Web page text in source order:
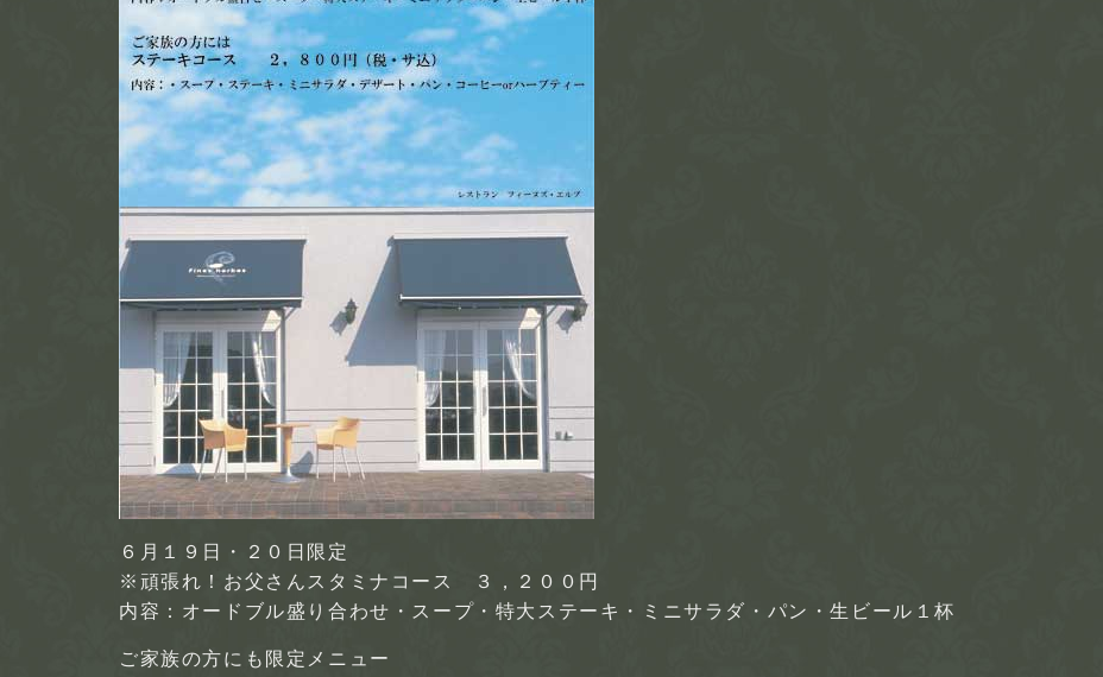
６月１９日・２０日限定
※頑張れ！お父さんスタミナコース ３，２００円
内容：オードブル盛り合わせ・スープ・特大ステーキ・ミニサラダ・パン・生ビール１杯
ご家族の方にも限定メニュー